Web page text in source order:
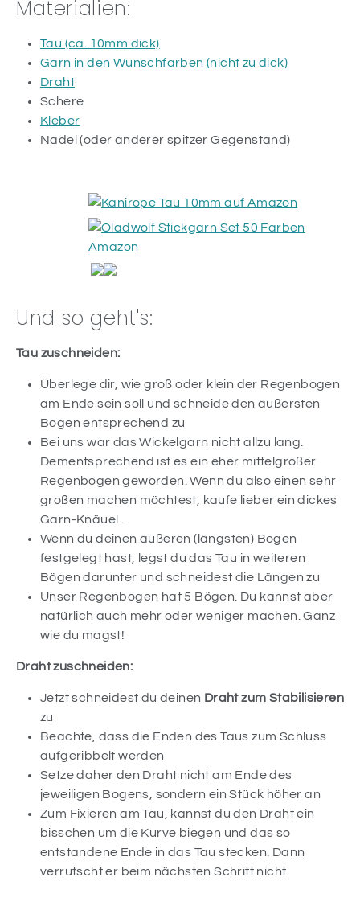
Materialien:
Tau (ca. 10mm dick)
Garn in den Wunschfarben (nicht zu dick)
Draht
Schere
Kleber
Nadel (oder anderer spitzer Gegenstand)
Und so geht's:
Tau zuschneiden:
Überlege dir, wie groß oder klein der Regenbogen
am Ende sein soll und schneide den äußersten
Bogen entsprechend zu
Bei uns war das Wickelgarn nicht allzu lang.
Dementsprechend ist es ein eher mittelgroßer
Regenbogen geworden. Wenn du also einen sehr
großen machen möchtest, kaufe lieber ein dickes
Garn-Knäuel .
Wenn du deinen äußeren (längsten) Bogen
festgelegt hast, legst du das Tau in weiteren
Bögen darunter und schneidest die Längen zu
Unser Regenbogen hat 5 Bögen. Du kannst aber
natürlich auch mehr oder weniger machen. Ganz
wie du magst!
Draht zuschneiden:
Jetzt schneidest du deinen Draht zum Stabilisieren
zu
Beachte, dass die Enden des Taus zum Schluss
aufgeribbelt werden
Setze daher den Draht nicht am Ende des
jeweiligen Bogens, sondern ein Stück höher an
Zum Fixieren am Tau, kannst du den Draht ein
bisschen um die Kurve biegen und das so
entstandene Ende in das Tau stecken. Dann
verrutscht er beim nächsten Schritt nicht.